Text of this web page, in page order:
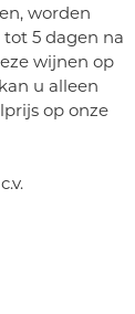
worden
5 dagen na
wijnen op
u alleen
op onze